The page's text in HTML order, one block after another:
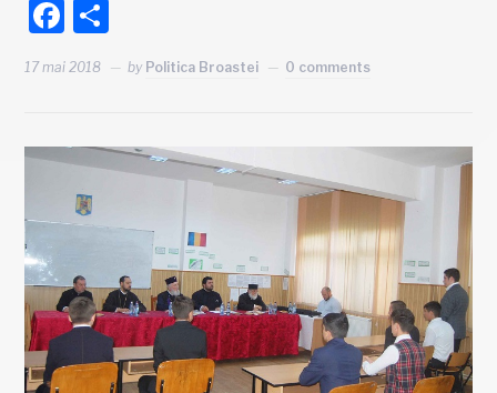
Facebook
17 mai 2018 by Politica Broastei 0 comments